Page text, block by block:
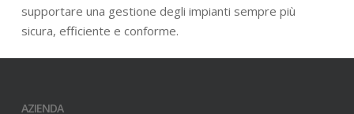
supportare una gestione degli impianti sempre più
sicura, efficiente e conforme.
AZIENDA